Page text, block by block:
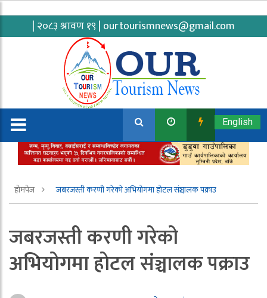
| २०८३ श्रावण १९ | ourtourismnews@gmail.com
English
होमपेज जबरजस्ती करणी गरेको अभियोगमा हाेटल संञ्चालक पक्राउ
जबरजस्ती करणी गरेको
अभियोगमा हाेटल संञ्चालक पक्राउ